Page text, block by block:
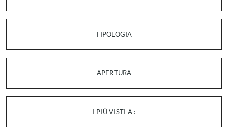
TIPOLOGIA
APERTURA
I PIÙ VISTI A :